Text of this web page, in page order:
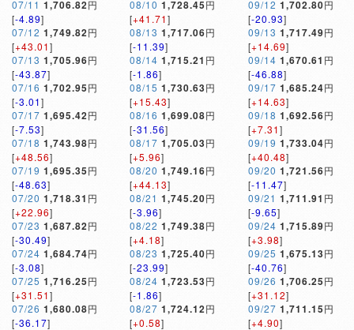
07/11 1,706.82円
[-4.89]
07/12 1,749.82円
[+43.01]
07/13 1,705.96円
[-43.87]
07/16 1,702.95円
[-3.01]
07/17 1,695.42円
[-7.53]
07/18 1,743.98円
[+48.56]
07/19 1,695.35円
[-48.63]
07/20 1,718.31 円
[+22.96]
07/23 1,687.82円
[-30.49]
07/24 1,684.74円
[-3.08]
07/25 1,716.25円
[+31.51]
07/26 1,680.08円
[-36.17]
08/10 1,728.45円
[+41.71]
08/13 1,717.06円
[-11.39]
08/14 1,715.21 円
[-1.86]
08/15 1,730.63円
[+15.43]
08/16 1,699.08円
[-31.56]
08/17 1,705.03円
[+5.96]
08/20 1,749.16円
[+44.13]
08/21 1,745.20円
[-3.96]
08/22 1,749.38円
[+4.18]
08/23 1,725.40円
[-23.99]
08/24 1,723.53円
[-1.86]
08/27 1,724.12円
[+0.58]
09/12 1,702.80円
[-20.93]
09/13 1,717.49円
[+14.69]
09/14 1,670.61 円
[-46.88]
09/17 1,685.24円
[+14.63]
09/18 1,692.56円
[+7.31]
09/19 1,733.04円
[+40.48]
09/20 1,721.56円
[-11.47]
09/21 1,711.91 円
[-9.65]
09/24 1,715.89円
[+3.98]
09/25 1,675.13円
[-40.76]
09/26 1,706.25円
[+31.12]
09/27 1,711.15円
[+4.90]